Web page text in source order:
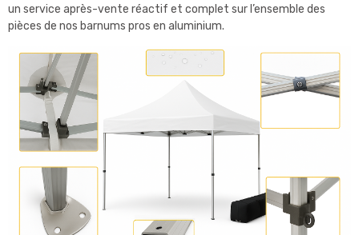
un service après-vente réactif et complet sur l’ensemble des
pièces de nos barnums pros en aluminium.